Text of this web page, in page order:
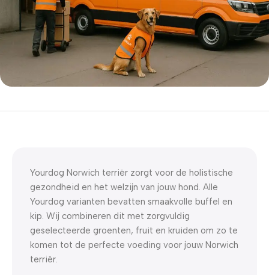
5% korting met code
Yourdog Norwich terriër zorgt voor de holistische
gezondheid en het welzijn van jouw hond. Alle
Yourdog varianten bevatten smaakvolle buffel en
kip. Wij combineren dit met zorgvuldig
geselecteerde groenten, fruit en kruiden om zo te
komen tot de perfecte voeding voor jouw Norwich
terriër.